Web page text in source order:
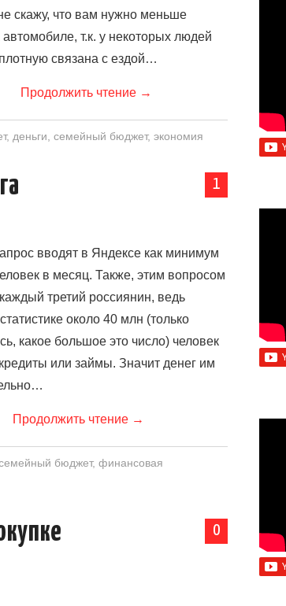
скажу, что вам нужно меньше
автомобиле, т.к. у некоторых людей
связана с ездой…
Продолжить чтение →
, деньги семейный бюджет, экономия
1
вводят в Яндексе как минимум
в месяц. Также, этим вопросом
третий россиянин, ведь
около 40 млн (только
какое большое это число) человек
или займы. Значит денег им
Продолжить чтение →
бюджет, финансовая
0